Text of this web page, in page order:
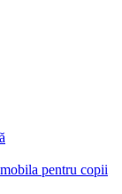
pentru copii